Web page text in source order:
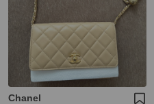
Chanel